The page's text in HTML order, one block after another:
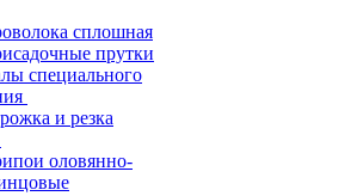
сплошная
прутки
специального
и резка
оловянно-